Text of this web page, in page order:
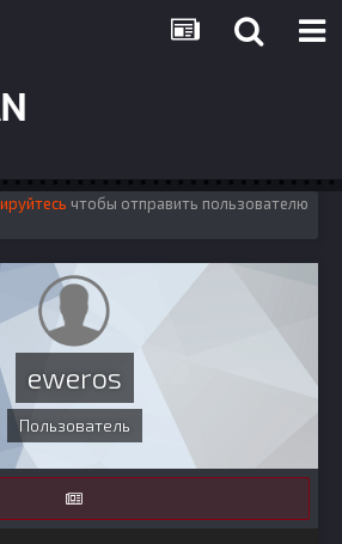
чтобы отправить пользователю
eweros
Пользователь